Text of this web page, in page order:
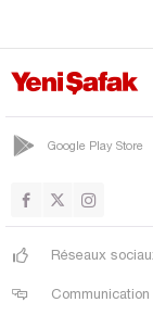
Ardahan
Balıkesir
Bartın
Batman
Google Play Store
Réseaux
Communication